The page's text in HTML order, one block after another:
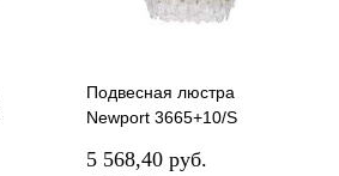
Подвесная люстра
Newport 3665+10/S
5 568,40 pуб.